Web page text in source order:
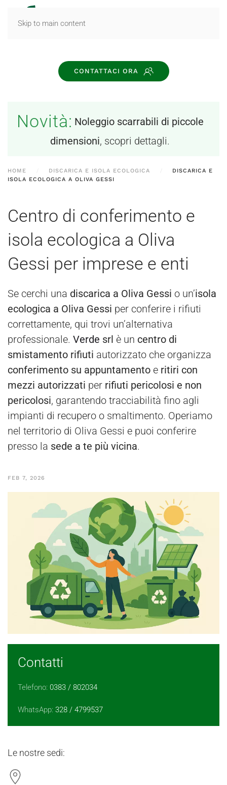
Skip to main content
CONTATTACI ORA
Novità: Noleggio scarrabili di piccole
dimensioni, scopri dettagli.
HOME DISCARICA E ISOLA ECOLOGICA
DISCARICA E
ISOLA ECOLOGICA A OLIVA GESSI
Centro di conferimento e
isola ecologica a Oliva
Gessi per imprese e enti
Se cerchi una discarica a Oliva Gessi o un’isola
ecologica a Oliva Gessi per conferire i rifiuti
correttamente, qui trovi un’alternativa
professionale. Verde srl è un centro di
smistamento rifiuti autorizzato che organizza
conferimento su appuntamento e ritiri con
mezzi autorizzati per rifiuti pericolosi e non
pericolosi, garantendo tracciabilità fino agli
impianti di recupero o smaltimento. Operiamo
nel territorio di Oliva Gessi e puoi conferire
presso la sede a te più vicina.
FEB 7, 2026
Contatti
Telefono: 0383 / 802034
WhatsApp: 328 / 4799537
Le nostre sedi: